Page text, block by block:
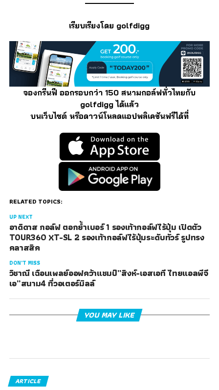
เรียบเรียงโดย golfdigg
จองกรีนฟี ออกรอบกว่า 150 สนามกอล์ฟทั่วไทยกับ
golfdigg ได้แล้ว
บนเว็บไซต์ หรือดาวน์โหลดแอปพลิเคชันฟรีได้ที่
RELATED TOPICS:
UP NEXT
อาดิดาส กอล์ฟ ตอกย้ำเบอร์ 1 รองเท้ากอล์ฟไร้ปุ่ม เปิดตัว
TOUR360 XT-SL 2 รองเท้ากอล์ฟไร้ปุ่มระดับทัวร์ รูปทรง
คลาสสิค
DON'T MISS
วิชาณี เฉือนเพลย์ออฟคว้าแชมป์”สิงห์-เอสเอที ไทยแอลพีจี
เอ”สนาม4 ที่วอเตอร์มิลล์
YOU MAY LIKE
ARTICLE